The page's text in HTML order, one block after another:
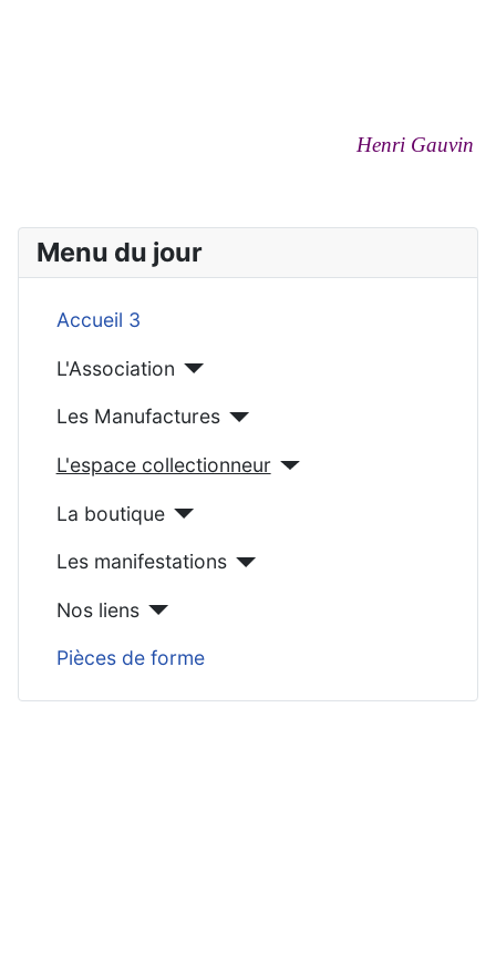
Menu du jour
Accueil 3
L'Association
Les Manufactures
L'espace collectionneur
La boutique
Les manifestations
Nos liens
Pièces de forme
Henri Gauvin